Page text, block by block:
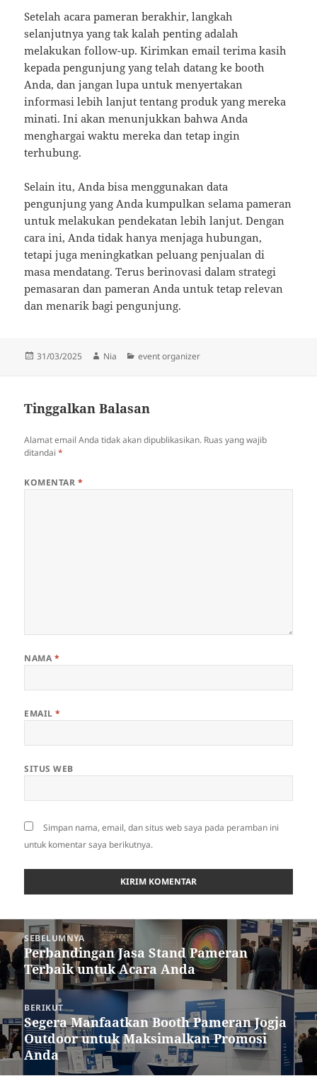
Setelah acara pameran berakhir, langkah
selanjutnya yang tak kalah penting adalah
melakukan follow-up. Kirimkan email terima kasih
kepada pengunjung yang telah datang ke booth
Anda, dan jangan lupa untuk menyertakan
informasi lebih lanjut tentang produk yang mereka
minati. Ini akan menunjukkan bahwa Anda
menghargai waktu mereka dan tetap ingin
terhubung.
Selain itu, Anda bisa menggunakan data
pengunjung yang Anda kumpulkan selama pameran
untuk melakukan pendekatan lebih lanjut. Dengan
cara ini, Anda tidak hanya menjaga hubungan,
tetapi juga meningkatkan peluang penjualan di
masa mendatang. Terus berinovasi dalam strategi
pemasaran dan pameran Anda untuk tetap relevan
dan menarik bagi pengunjung.
Diposkan
31/03/2025 Penulis
Nia Kategori
event organizer
Tinggalkan Balasan
Alamat email Anda tidak akan dipublikasikan. Ruas yang wajib
ditandai*
KOMENTAR *
NAMA *
EMAIL*
SITUS WEB
Simpan nama, email, dan situs web saya pada peramban ini
untuk komentar saya berikutnya.
Navigasi
pos SEBELUMNYA
Pos
sebelumnya:
Perbandingan Jasa Stand Pameran
Terbaik untuk Acara Anda
BERIKUT
Pos
berikutnya:
Segera Manfaatkan Booth Pameran Jogja
Outdoor untuk Maksimalkan Promosi
Anda